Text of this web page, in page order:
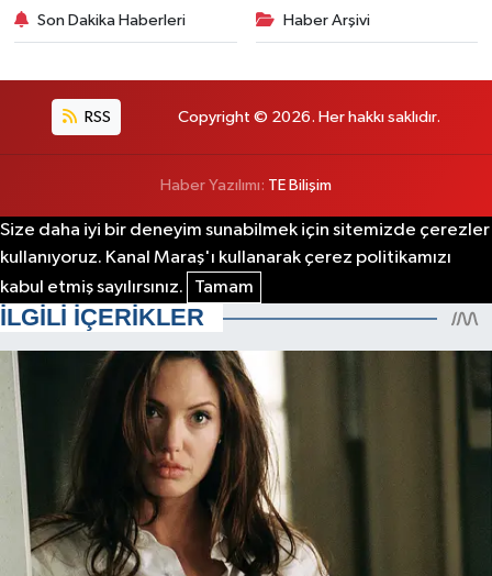
Son Dakika Haberleri Haber Arşivi
RSS Copyright © 2026. Her hakkı saklıdır.
Haber Yazılımı: TE Bilişim
Size daha iyi bir deneyim sunabilmek için sitemizde çerezler
kullanıyoruz. Kanal Maraş'ı kullanarak çerez politikamızı
kabul etmiş sayılırsınız.
Tamam